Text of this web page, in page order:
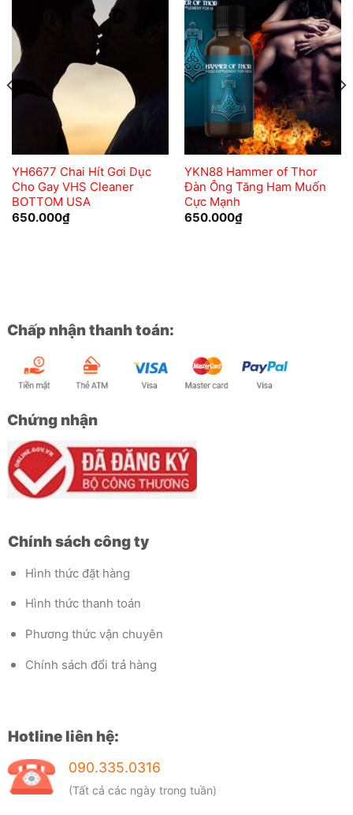
YH6677 Chai Hít Gơi Dục
Cho Gay VHS Cleaner
BOTTOM USA
650.000₫
Add to
wishlist
YKN88 Hammer of Thor
Đàn Ông Tăng Ham Muốn
Cực Mạnh
650.000₫
Chấp nhận thanh toán:
Chứng nhận
Chính sách công ty
Hình thức đặt hàng
Hình thức thanh toán
Phương thức vận chuyên
Chính sách đổi trả hàng
Hotline liên hệ:
090.335.0316
(Tất cả các ngày trong tuần)